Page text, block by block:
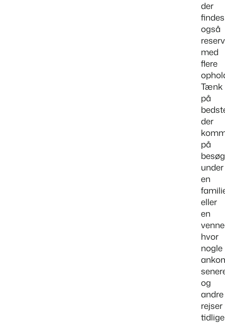
der
findes
også
med
flere
Tænk
på
der
på
besøg
under
en
eller
en
hvor
nogle
og
andre
rejser